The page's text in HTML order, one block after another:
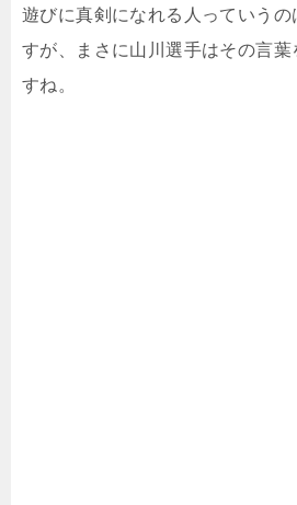
遊びに真剣になれる人っていうの
すが、まさに山川選手はその言葉
すね。